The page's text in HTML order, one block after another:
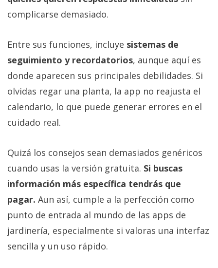
complicarse demasiado.
Entre sus funciones, incluye sistemas de
seguimiento y recordatorios, aunque aquí es
donde aparecen sus principales debilidades. Si
olvidas regar una planta, la app no reajusta el
calendario, lo que puede generar errores en el
cuidado real.
Quizá los consejos sean demasiados genéricos
cuando usas la versión gratuita. Si buscas
información más específica tendrás que
pagar. Aun así, cumple a la perfección como
punto de entrada al mundo de las apps de
jardinería, especialmente si valoras una interfaz
sencilla y un uso rápido.